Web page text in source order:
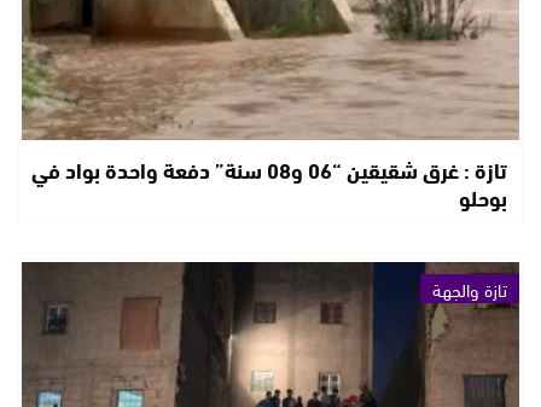
تازة : غرق شقيقين “06 و08 سنة” دفعة واحدة بواد في
بوحلو
تازة والجهة